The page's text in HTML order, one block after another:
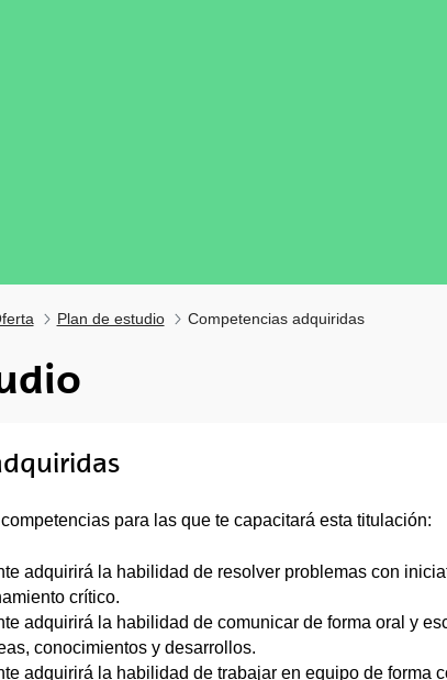
Plan de estudio Competencias adquiridas
para las que te capacitará esta titulación:
adquirirá la habilidad de resolver problemas con
crítico.
adquirirá la habilidad de comunicar de forma oral y
conocimientos y desarrollos.
adquirirá la habilidad de trabajar en equipo de forma